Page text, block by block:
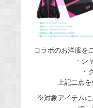
コラボのお洋服を
・シ
・
上記二点
※対象アイテムに